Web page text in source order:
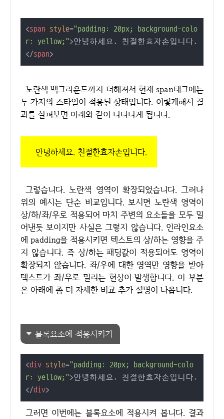
<span style="padding: 20px; background-colo
r: yellow;">안녕하세요. 친절한효자손입니다.
</span>
노란색 백그라운드까지 더해져서 현재 span태그에는
두 가지의 스타일이 적용된 상태입니다. 이렇게해서 결
과를 살펴보면 아래와 같이 나타나게 됩니다.
안녕하세요. 친절한효자손입니다.
그렇습니다. 노란색 영역이 확장되었습니다. 그러나
위의 예시는 단순 비교입니다. 보시면 노란색 영역이
상/하/좌/우로 적용되어 마치 주변의 요소들을 모두 밀
어낸듯 보이지만 사실은 그렇지 않습니다. 인라인요소
에 padding을 적용시키면 텍스트의 상/하는 영향을 주
지 않습니다. 즉 상/하는 패딩값이 적용되어도 영역이
확장되지 않습니다. 좌/우에 대한 영역만 영향을 받아
텍스트가 좌/우로 밀리는 현상이 발생합니다. 이 부분
은 아래에 좀 더 자세한 비교 추가 설명이 나옵니다.
블록요소에 적용시키기
<div style="padding: 20px; background-colo
r: yellow;">안녕하세요. 친절한효자손입니다.
</div>
그러면 이번에는 블록요소에 적용시켜 봅니다. 결과